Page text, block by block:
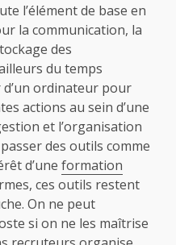
l’élément de base en
la communication, la
des
du temps
ordinateur pour
actions au sein d’une
et l’organisation
des outils comme
d’une formation
ces outils restent
On ne peut
si on ne les maîtrise